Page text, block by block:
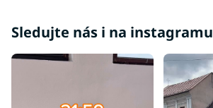
Sledujte nás i na instagramu